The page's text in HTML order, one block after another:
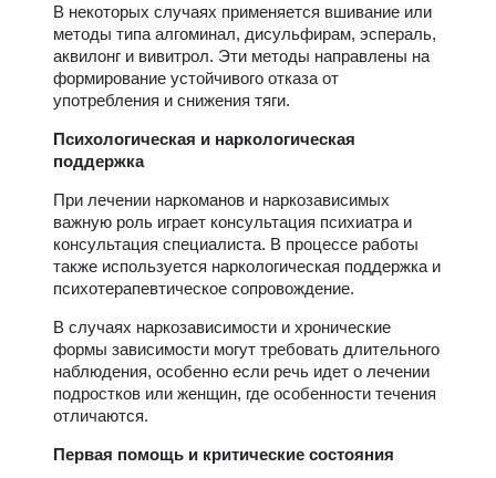
В некоторых случаях применяется вшивание или
методы типа алгоминал, дисульфирам, эспераль,
аквилонг и вивитрол. Эти методы направлены на
формирование устойчивого отказа от
употребления и снижения тяги.
Психологическая и наркологическая
поддержка
При лечении наркоманов и наркозависимых
важную роль играет консультация психиатра и
консультация специалиста. В процессе работы
также используется наркологическая поддержка и
психотерапевтическое сопровождение.
В случаях наркозависимости и хронические
формы зависимости могут требовать длительного
наблюдения, особенно если речь идет о лечении
подростков или женщин, где особенности течения
отличаются.
Первая помощь и критические состояния